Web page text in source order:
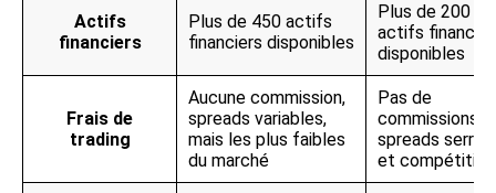
Actifs
financiers
Plus de 450 actifs
financiers disponibles
Plus de 200
actifs
disponibles
Frais de
trading
Aucune commission,
spreads variables,
mais les plus faibles
du marché
Pas de
commissions,
spreads serrés
et compétitifs